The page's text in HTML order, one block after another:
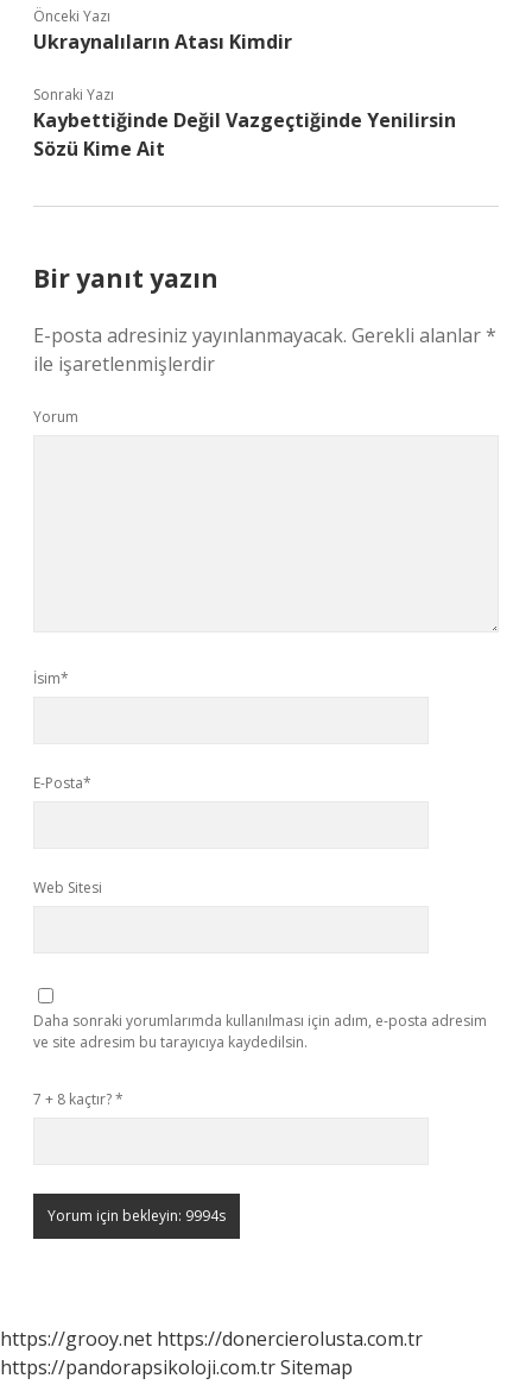
Önceki Yazı
Ukraynalıların Atası Kimdir
Sonraki Yazı
Kaybettiğinde Değil Vazgeçtiğinde Yenilirsin
Sözü Kime Ait
Bir yanıt yazın
E-posta adresiniz yayınlanmayacak. Gerekli alanlar*
ile işaretlenmişlerdir
Yorum
İsim*
E-Posta*
Web Sitesi
Daha sonraki yorumlarımda kullanılması için adım, e-posta adresim
ve site adresim bu tarayıcıya kaydedilsin.
7 + 8 kaçtır?*
https://grooy.net https://donercierolusta.com.tr
https://pandorapsikoloji.com.trSitemap